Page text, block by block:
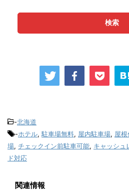
検索
-北海道
-ホテル, 駐車場無料, 屋内駐車場, 屋
場, チェックイン前駐車可能, キャッシュ
ド対応
関連情報